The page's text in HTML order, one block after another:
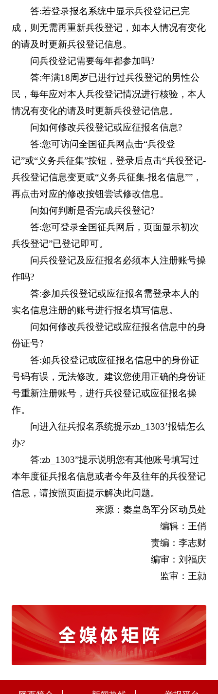
答:若登录报名系统中显示兵役登记已完
成，则无需再重新兵役登记，如本人情况有变化
的请及时更新兵役登记信息。
问兵役登记需要每年都参加吗?
答:年满18周岁已进行过兵役登记的男性公
民，每年应对本人兵役登记情况进行核验，本人
情况有变化的请及时更新兵役登记信息。
问如何修改兵役登记或应征报名信息?
答:您可访问全国征兵网点击“兵役登
记”或“义务兵征集”按钮，登录后点击“兵役登记-
兵役登记信息变更或“义务兵征集-报名信息””，
再点击对应的修改按钮尝试修改信息。
问如何判断是否完成兵役登记?
答:您可登录全国征兵网后，页面显示初次
兵役登记”已登记即可。
问兵役登记及应征报名必须本人注册账号操
作吗?
答:参加兵役登记或应征报名需登录本人的
实名信息注册的账号进行报名填写信息。
问如何修改兵役登记或应征报名信息中的身
份证号?
答:如兵役登记或应征报名信息中的身份证
号码有误，无法修改。建议您使用正确的身份证
号重新注册账号，进行兵役登记或应征报名操
作。
问进入征兵报名系统提示zb_1303’报错怎么
办?
答:zb_1303”提示说明您有其他账号填写过
本年度征兵报名信息或者今年及往年的兵役登记
信息，请按照页面提示解决此问题。
来源：秦皇岛军分区动员处
编辑：王俏
责编：李志财
编审：刘福庆
监审：王勍